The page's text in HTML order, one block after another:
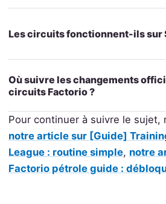
Les circuits fonctionnent-ils sur
Où suivre les changements
circuits Factorio ?
Pour continuer à suivre le sujet,
notre article sur [Guide]
League : routine simple, notre
Factorio pétrole guide :